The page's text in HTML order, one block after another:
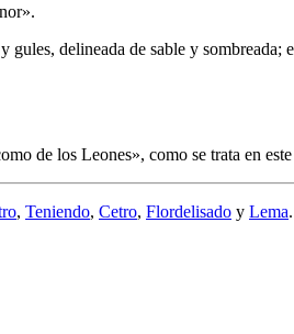
delineada de sable y sombreada;
de los Leones», como se trata en
, Teniendo, Cetro, Flordelisado y Lema.